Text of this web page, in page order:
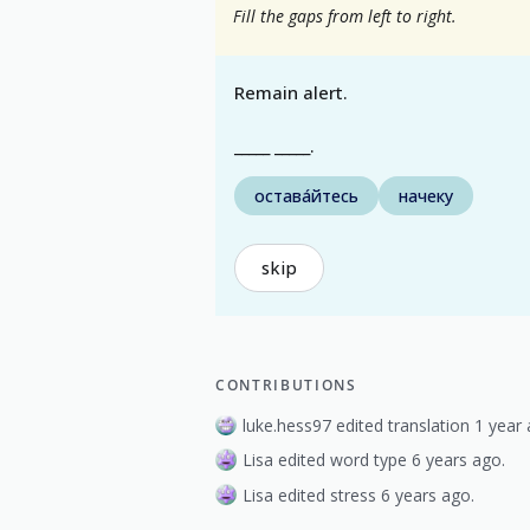
Fill the gaps from left to right.
Remain alert.
_____ _____.
остава́йтесь начеку
skip
CONTRIBUTIONS
luke.hess97 edited translation 1 year
Lisa edited word type 6 years ago.
Lisa edited stress 6 years ago.